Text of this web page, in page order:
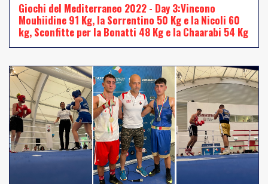
Giochi del Mediterraneo 2022 - Day 3:Vincono
Mouhiidine 91 Kg, la Sorrentino 50 Kg e la Nicoli 60
kg, Sconfitte per la Bonatti 48 Kg e la Chaarabi 54 Kg